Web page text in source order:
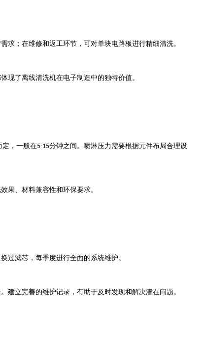
；在维修和返工环节，可对单块电路板进行精细清洗。
现了离线清洗机在电子制造中的独特价值。
定，一般在5-15分钟之间。喷淋压力需要根据元件布局合理设
果、材料兼容性和环保要求。
过滤芯，每季度进行全面的系统维护。
立完善的维护记录，有助于及时发现和解决潜在问题。